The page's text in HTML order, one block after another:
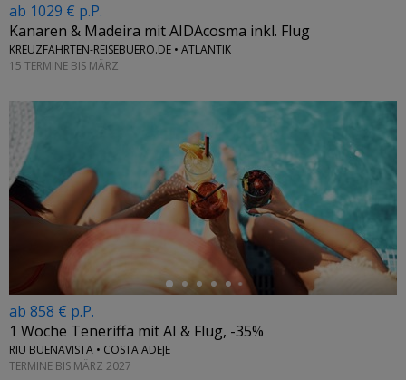
ab 1029 € p.P.
Kanaren & Madeira mit AIDAcosma inkl. Flug
KREUZFAHRTEN-REISEBUERO.DE • ATLANTIK
15 TERMINE BIS MÄRZ
←
ab 858 € p.P.
1 Woche Teneriffa mit AI & Flug, -35%
RIU BUENAVISTA • COSTA ADEJE
TERMINE BIS MÄRZ 2027